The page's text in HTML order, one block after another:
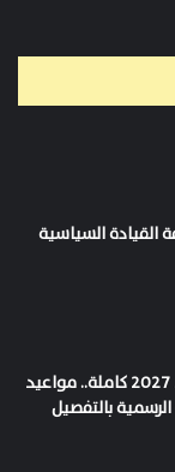
القيادة السياسية
خريطة العام الدراسي الجديد 2027 كاملة.. مواعيد
الرسمية بالتفصيل